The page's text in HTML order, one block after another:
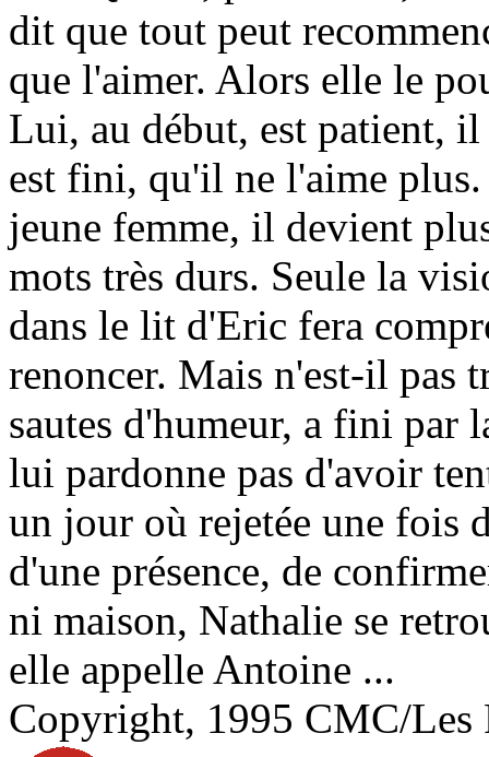
dit que tout peut
que l'aimer. Alors elle le
Lui, au début, est patient,
est fini, qu'il ne l'aime
jeune femme, il devient
mots très durs. Seule la
dans le lit d'Eric fera
renoncer. Mais n'est-il pas
sautes d'humeur, a fini par
lui pardonne pas d'avoir
un jour où rejetée une fois
d'une présence, de
ni maison, Nathalie se
elle appelle Antoine ...
Copyright, 1995 CMC/Les